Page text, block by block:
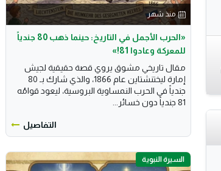
منذ شهر
«الحرب الأجمل في التاريخ: حينما ذهب 80 جندياً
للمعركة وعادوا 81!»
مقال تاريخي مشوق يروي قصة حقيقية لجيش
إمارة ليختنشتاين عام 1866، والذي شارك بـ 80
جندياً في الحرب النمساوية البروسية، ليعود قوامُه
81 جندياً دون خسائر...
التفاصيل
السيرة النبوية